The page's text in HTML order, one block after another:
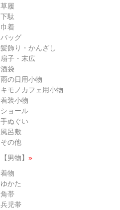
草履
下駄
巾着
バッグ
髪飾り・かんざし
扇子・末広
酒袋
雨の日用小物
キモノカフェ用小物
着装小物
ショール
手ぬぐい
風呂敷
その他
【男物】 »
着物
ゆかた
角帯
兵児帯